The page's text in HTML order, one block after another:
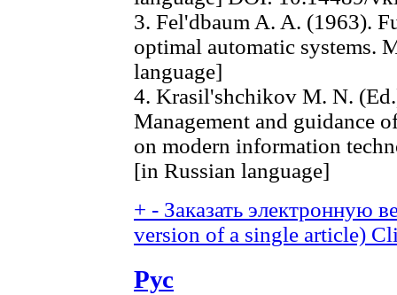
3. Fel'dbaum A. A. (1963).
optimal automatic systems.
language]
4. Krasil'shchikov M. N.
Management and guidance
on modern information
[in Russian language]
+ - Заказать электронную
version of a single article)
Рус